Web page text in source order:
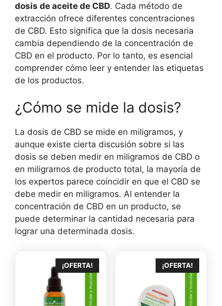
dosis de aceite de CBD. Cada método de
extracción ofrece diferentes concentraciones
de CBD. Esto significa que la dosis necesaria
cambia dependiendo de la concentración de
CBD en el producto. Por lo tanto, es esencial
comprender cómo leer y entender las etiquetas
de los productos.
¿Cómo se mide la dosis?
La dosis de CBD se mide en miligramos, y
aunque existe cierta discusión sobre si las
dosis se deben medir en miligramos de CBD o
en miligramos de producto total, la mayoría de
los expertos parece coincidir en que el CBD se
debe medir en miligramos. Al entender la
concentración de CBD en un producto, se
puede determinar la cantidad necesaria para
lograr una determinada dosis.
¡OFERTA! ¡OFERTA!